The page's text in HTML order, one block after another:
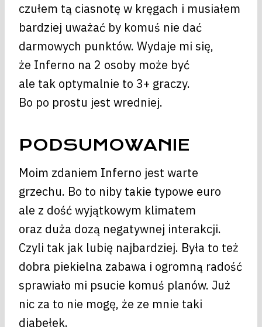
czułem tą ciasnotę w kręgach i musiałem
bardziej uważać by komuś nie dać
darmowych punktów. Wydaje mi się,
że Inferno na 2 osoby może być
ale tak optymalnie to 3+ graczy.
Bo po prostu jest wredniej.
PODSUMOWANIE
Moim zdaniem Inferno jest warte
grzechu. Bo to niby takie typowe euro
ale z dość wyjątkowym klimatem
oraz duża dozą negatywnej interakcji.
Czyli tak jak lubię najbardziej. Była to też
dobra piekielna zabawa i ogromną radość
sprawiało mi psucie komuś planów. Już
nic za to nie mogę, że ze mnie taki
diabełek.